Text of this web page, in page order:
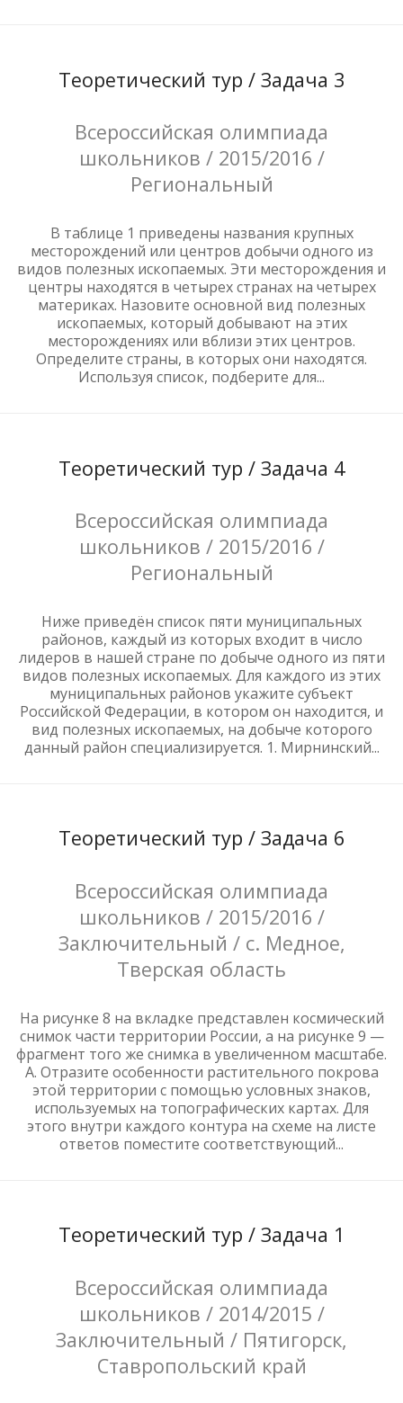
Теоретический тур / Задача 3
Всероссийская олимпиада
школьников / 2015/2016 /
Региональный
В таблице 1 приведены названия крупных
месторождений или центров добычи одного из
видов полезных ископаемых. Эти месторождения и
центры находятся в четырех странах на четырех
материках. Назовите основной вид полезных
ископаемых, который добывают на этих
месторождениях или вблизи этих центров.
Определите страны, в которых они находятся.
Используя список, подберите для...
Теоретический тур / Задача 4
Всероссийская олимпиада
школьников / 2015/2016 /
Региональный
Ниже приведён список пяти муниципальных
районов, каждый из которых входит в число
лидеров в нашей стране по добыче одного из пяти
видов полезных ископаемых. Для каждого из этих
муниципальных районов укажите субъект
Российской Федерации, в котором он находится, и
вид полезных ископаемых, на добыче которого
данный район специализируется. 1. Мирнинский...
Теоретический тур / Задача 6
Всероссийская олимпиада
школьников / 2015/2016 /
Заключительный / с. Медное,
Тверская область
На рисунке 8 на вкладке представлен космический
снимок части территории России, а на рисунке 9 —
фрагмент того же снимка в увеличенном масштабе.
А. Отразите особенности растительного покрова
этой территории с помощью условных знаков,
используемых на топографических картах. Для
этого внутри каждого контура на схеме на листе
ответов поместите соответствующий...
Теоретический тур / Задача 1
Всероссийская олимпиада
школьников / 2014/2015 /
Заключительный / Пятигорск,
Ставропольский край